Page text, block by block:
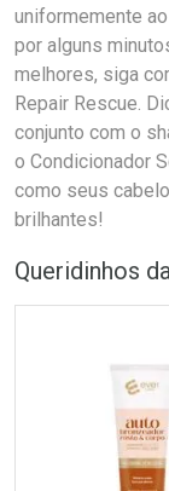
uniformemente
por alguns
melhores, siga
Repair Rescue.
conjunto com o
o Condicionador
como seus
brilhantes!
Queridinhos